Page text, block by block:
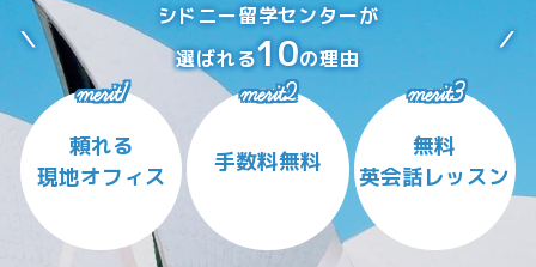
シドニー留学センターが
選ばれる10の理由
merit1
頼れる
現地オフィス
merit2
手数料無料
merit3
無料
英会話レッスン